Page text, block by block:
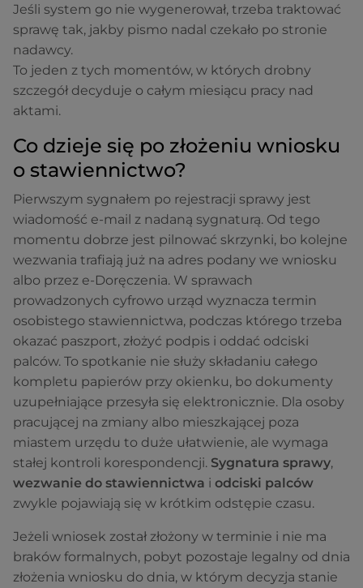
Jeśli system go nie wygenerował, trzeba traktować
sprawę tak, jakby pismo nadal czekało po stronie
nadawcy.
To jeden z tych momentów, w których drobny
szczegół decyduje o całym miesiącu pracy nad
aktami.
Co dzieje się po złożeniu wniosku
o stawiennictwo?
Pierwszym sygnałem po rejestracji sprawy jest
wiadomość e-mail z nadaną sygnaturą. Od tego
momentu dobrze jest pilnować skrzynki, bo kolejne
wezwania trafiają już na adres podany we wniosku
albo przez e-Doręczenia. W sprawach
prowadzonych cyfrowo urząd wyznacza termin
osobistego stawiennictwa, podczas którego trzeba
okazać paszport, złożyć podpis i oddać odciski
palców. To spotkanie nie służy składaniu całego
kompletu papierów przy okienku, bo dokumenty
uzupełniające przesyła się elektronicznie. Dla osoby
pracującej na zmiany albo mieszkającej poza
miastem urzędu to duże ułatwienie, ale wymaga
stałej kontroli korespondencji. Sygnatura sprawy,
wezwanie do stawiennictwa i odciski palców
zwykle pojawiają się w krótkim odstępie czasu.
Jeżeli wniosek został złożony w terminie i nie ma
braków formalnych, pobyt pozostaje legalny od dnia
złożenia wniosku do dnia, w którym decyzja stanie